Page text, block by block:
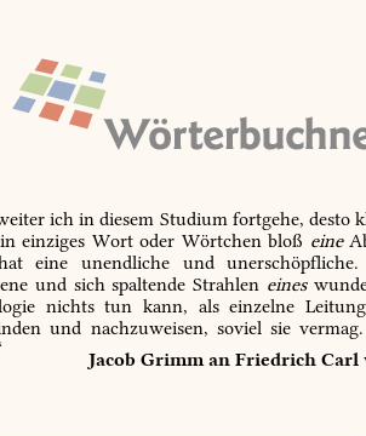
ich in diesem Studium fortgehe, desto
einziges Wort oder Wörtchen bloß eine
eine unendliche und
und sich spaltende Strahlen eines
nichts tun kann, als einzelne
und nachzuweisen, soviel sie
Jacob Grimm an Friedrich Carl